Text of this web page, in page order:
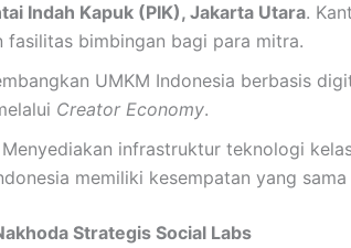
Indah Kapuk (PIK), Jakarta Utara.
fasilitas bimbingan bagi para mitra.
UMKM Indonesia berbasis
Creator Economy.
Menyediakan infrastruktur teknologi
memiliki kesempatan yang
Strategis Social Labs